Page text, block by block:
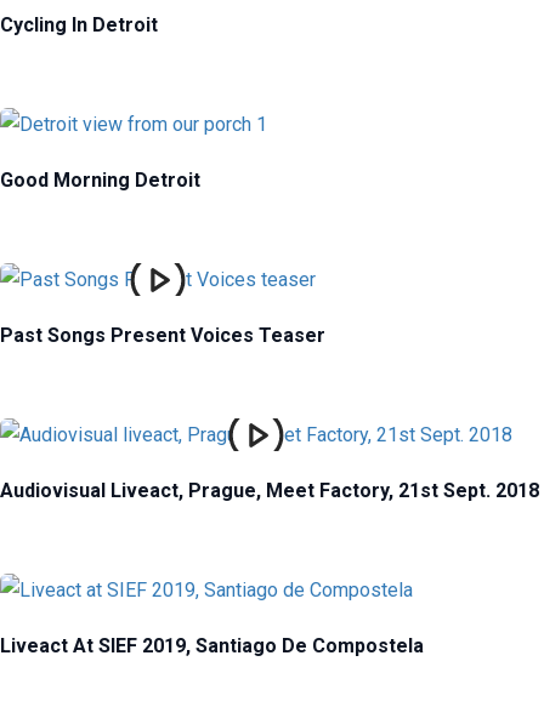
Cycling In Detroit
Good Morning Detroit
Past Songs Present Voices Teaser
Audiovisual Liveact, Prague, Meet Factory, 21st Sept. 2018
Liveact At SIEF 2019, Santiago De Compostela